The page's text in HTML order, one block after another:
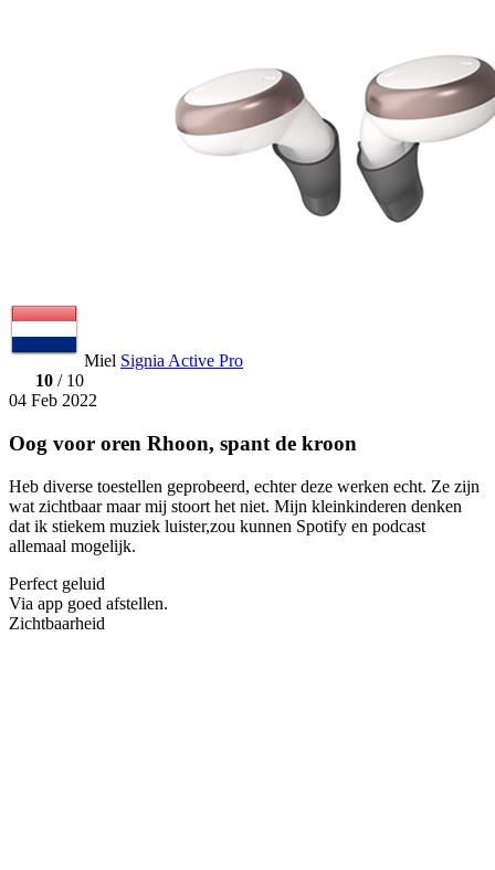
Miel Signia Active Pro
10 / 10
04 Feb 2022
Oog voor oren Rhoon, spant de kroon
Heb diverse toestellen geprobeerd, echter deze werken echt. Ze zijn
wat zichtbaar maar mij stoort het niet. Mijn kleinkinderen denken
dat ik stiekem muziek luister,zou kunnen Spotify en podcast
allemaal mogelijk.
Perfect geluid
Via app goed afstellen.
Zichtbaarheid